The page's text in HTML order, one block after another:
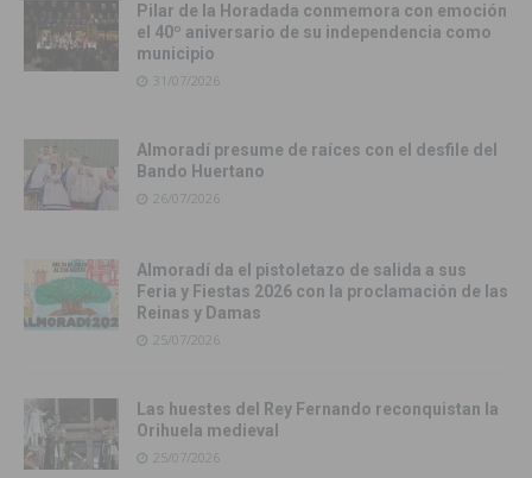
Pilar de la Horadada conmemora con emoción
el 40º aniversario de su independencia como
municipio
31/07/2026
Almoradí presume de raíces con el desfile del
Bando Huertano
26/07/2026
Almoradí da el pistoletazo de salida a sus
Feria y Fiestas 2026 con la proclamación de las
Reinas y Damas
25/07/2026
Las huestes del Rey Fernando reconquistan la
Orihuela medieval
25/07/2026